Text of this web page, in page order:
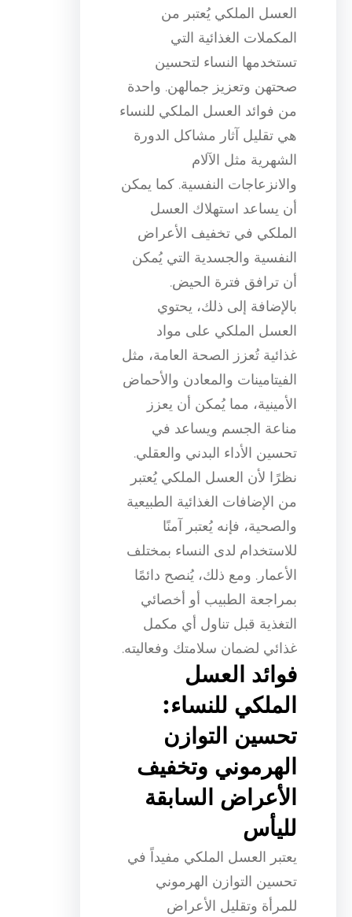
العسل الملكي يُعتبر من
المكملات الغذائية التي
تستخدمها النساء لتحسين
صحتهن وتعزيز جمالهن. واحدة
من فوائد العسل الملكي للنساء
هي تقليل آثار مشاكل الدورة
الشهرية مثل الآلام
والانزعاجات النفسية. كما يمكن
أن يساعد استهلاك العسل
الملكي في تخفيف الأعراض
النفسية والجسدية التي يُمكن
أن ترافق فترة الحيض.
بالإضافة إلى ذلك، يحتوي
العسل الملكي على مواد
غذائية تُعزز الصحة العامة، مثل
الفيتامينات والمعادن والأحماض
الأمينية، مما يُمكن أن يعزز
مناعة الجسم ويساعد في
تحسين الأداء البدني والعقلي.
نظرًا لأن العسل الملكي يُعتبر
من الإضافات الغذائية الطبيعية
والصحية، فإنه يُعتبر آمنًا
للاستخدام لدى النساء بمختلف
الأعمار. ومع ذلك، يُنصح دائمًا
بمراجعة الطبيب أو أخصائي
التغذية قبل تناول أي مكمل
غذائي لضمان سلامتك وفعاليته.
فوائد العسل
الملكي للنساء:
تحسين التوازن
الهرموني وتخفيف
الأعراض السابقة
لليأس
يعتبر العسل الملكي مفيداً في
تحسين التوازن الهرموني
للمرأة وتقليل الأعراض